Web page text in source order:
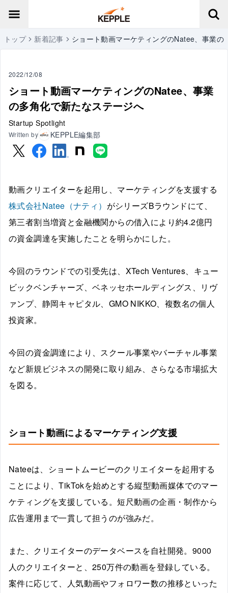
トップ 新着記事 ショート動画マーケティングのNatee、事業の
2022/12/08
ショート動画マーケティングのNatee、事業
の多角化で新たなステージへ
Startup Spotlight
Written by KEPPLE編集部
動画クリエイターを起用し、マーケティングを支援する
株式会社Natee（ナティ） がシリーズBラウンドにて、
第三者割当増資と金融機関からの借入により約4.2億円
の資金調達を実施したことを明らかにした。
今回のラウンドでの引受先は、XTech Ventures、キュー
ビックベンチャーズ、ベネッセホールディングス、リヴ
ァンプ、静岡キャピタル、GMO NIKKO、複数名の個人
投資家。
今回の資金調達により、スクール事業やバーチャル事業
など新規ビジネスの開発に取り組み、さらなる市場拡大
を図る。
ショート動画によるマーケティング支援
Nateeは、ショートムービーのクリエイターを起用する
ことにより、TikTokを始めとする縦型動画媒体でのマー
ケティングを支援している。短尺動画の企画・制作から
広告運用まで一貫して担うのが強みだ。
また、クリエイターのデータベースを自社開発。9000
人のクリエイターと、250万件の動画を登録している。
案件に応じて、人気動画やフォロワー数の推移といった